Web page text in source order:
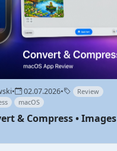
• 02.07.2026•
Review
macOS
& Compress • Images